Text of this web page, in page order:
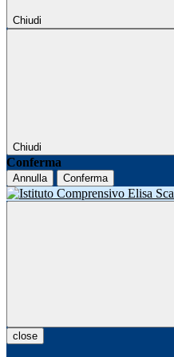
Chiudi
Chiudi
Conferma
Annulla Conferma
close